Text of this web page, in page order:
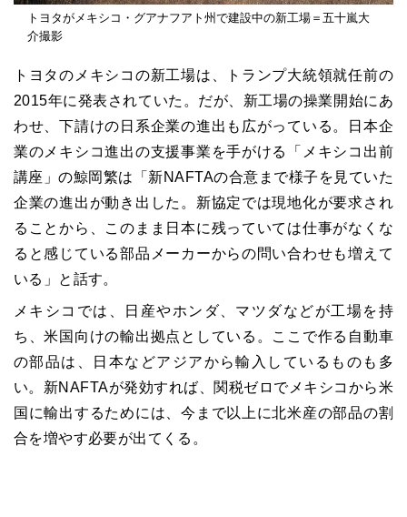
トヨタがメキシコ・グアナフアト州で建設中の新工場＝五十嵐大
介撮影
トヨタのメキシコの新工場は、トランプ大統領就任前の
2015年に発表されていた。だが、新工場の操業開始にあ
わせ、下請けの日系企業の進出も広がっている。日本企
業のメキシコ進出の支援事業を手がける「メキシコ出前
講座」の鯨岡繁は「新NAFTAの合意まで様子を見ていた
企業の進出が動き出した。新協定では現地化が要求され
ることから、このまま日本に残っていては仕事がなくな
ると感じている部品メーカーからの問い合わせも増えて
いる」と話す。
メキシコでは、日産やホンダ、マツダなどが工場を持
ち、米国向けの輸出拠点としている。ここで作る自動車
の部品は、日本などアジアから輸入しているものも多
い。新NAFTAが発効すれば、関税ゼロでメキシコから米
国に輸出するためには、今まで以上に北米産の部品の割
合を増やす必要が出てくる。